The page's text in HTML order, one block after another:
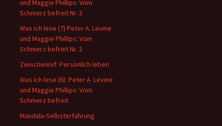
und Maggie Phillips: Vom
Schmerz befreit Nr. 3
Was ich lese (7) Peter A. Levine
und Maggie Phillips: Vom
Schmerz befreit Nr. 2
Zwischenruf: Persönlich leben
Was ich lese (6): Peter A. Levine
und Maggie Phillips: Vom
Schmerz befreit
Mandala-Selbsterfahrung